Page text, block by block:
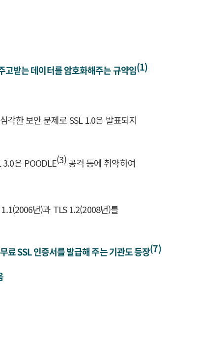
받는 데이터를 암호화해주는 규약임(1)
각한 보안 문제로 SSL 1.0은 발표되지
3.0은 POODLE(3)공격 등에 취약하여
년)과 TLS 1.2(2008년)를
료 SSL 인증서를 발급해 주는 기관도 등장(7)